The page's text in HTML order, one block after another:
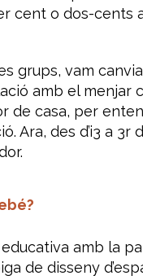
cent o dos-
grups, vam
amb el menjar
casa, per
des d’i3 a 3r
amb la
de disseny